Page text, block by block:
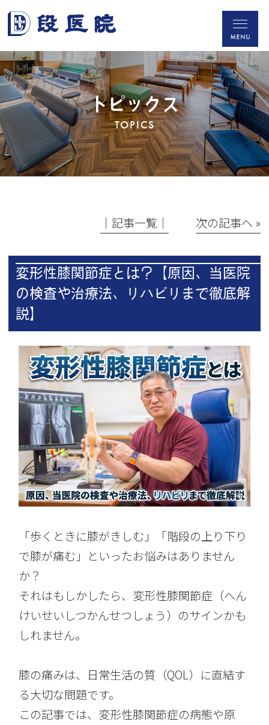
トピックス
TOPICS
│記事一覧│ 次の記事へ »
変形性膝関節症とは？【原因、当医院
の検査や治療法、リハビリまで徹底解
説】
「歩くときに膝がきしむ」「階段の上り下り
で膝が痛む」といったお悩みはありません
か？
それはもしかしたら、変形性膝関節症（へん
けいせいしつかんせつしょう）のサインかも
しれません。
膝の痛みは、日常生活の質（QOL）に直結す
る大切な問題です。
この記事では、変形性膝関節症の病態や原